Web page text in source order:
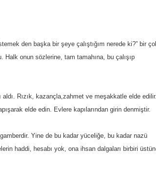
den başka bir şeye çalıştığım nerede ki?” bir
onun sözlerine, tam tamahına, bu çalışıp
Rızık, kazançla,zahmet ve meşakkatle elde
elde edin. Evlere kapılarından girin denmiştir.
Yine de bu kadar yüceliğe, bu kadar nazü
haddi, hesabı yok, ona ihsan dalgaları birbiri